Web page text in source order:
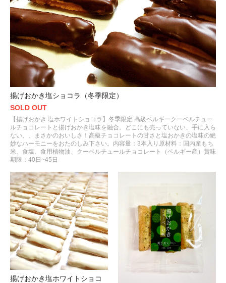
揚げおかき塩ショコラ（冬季限定）
SOLD OUT
【揚げおかき 塩ホワイトショコラ】冬季限定 高級ベルギークーベルチュー
ルチョコレートと揚げおかき塩味を融合。どこにも売っていない、手に入ら
ない、、まさかのおいしさ！高級チョコレートの甘さと塩おかきの塩味の絶
妙なハーモニーをおたのしみ下さい。内容量：3本入り原材料：国内産もち
米、食塩、食用植物油、クーベルチュールチョコレート（ベルギー産）賞味
期限：40日~45日
揚げおかき塩ホワイトショコ